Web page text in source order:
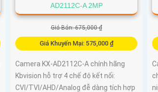
AD2112C-A 2MP
Giá Bán: 675,000 ₫
Giá Khuyến Mại: 575,000 ₫
Camera KX-AD2112C-A chính hãng
Kbvision hỗ trợ 4 chế độ kết nối:
CVI/TVI/AHD/Analog đễ dàng tích hợp